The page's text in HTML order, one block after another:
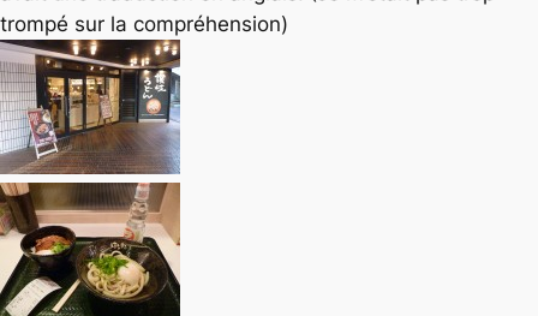
trompé sur la compréhension)